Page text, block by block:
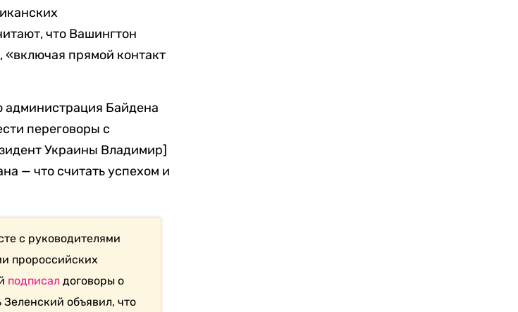
что Вашингтон
«включая прямой контакт
администрация Байдена
переговоры с
Украины Владимир]
— что считать успехом и
с руководителями
пророссийских
подписал договоры о
объявил, что